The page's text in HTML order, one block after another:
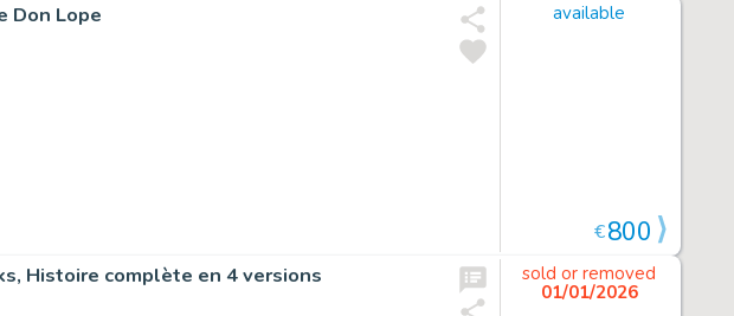
Don Lope available
€800
Histoire complète en 4 versions
sold or removed
01/01/2026